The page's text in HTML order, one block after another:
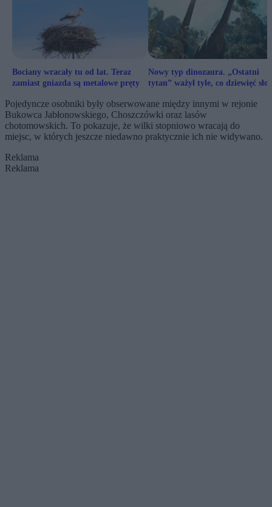
Bociany wracały tu od lat. Teraz
zamiast gniazda są metalowe pręty
Nowy typ dinozaura. „Ostatni
tytan” ważył tyle, co dziewięć
Pojedyncze osobniki były obserwowane między innymi w rejonie
Bukowca Jabłonowskiego, Choszczówki oraz lasów
chotomowskich. To pokazuje, że wilki stopniowo wracają do
miejsc, w których jeszcze niedawno praktycznie ich nie widywano.
Reklama
Reklama